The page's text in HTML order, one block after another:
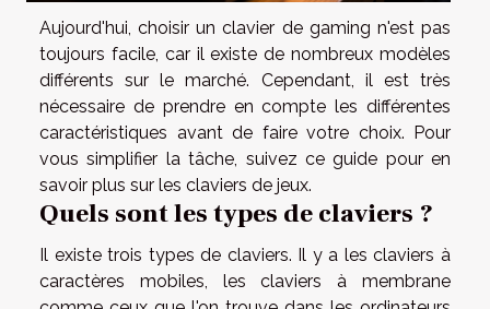
Aujourd'hui, choisir un clavier de gaming n'est pas
toujours facile, car il existe de nombreux modèles
différents sur le marché. Cependant, il est très
nécessaire de prendre en compte les différentes
caractéristiques avant de faire votre choix. Pour
vous simplifier la tâche, suivez ce guide pour en
savoir plus sur les claviers de jeux.
Quels sont les types de claviers ?
Il existe trois types de claviers. Il y a les claviers à
caractères mobiles, les claviers à membrane